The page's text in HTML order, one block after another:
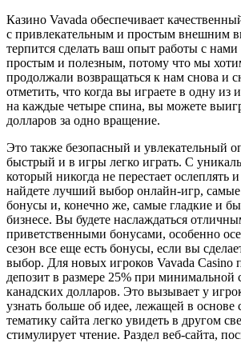
Казино Vavada обеспечивает
с привлекательным и простым внешним
терпится сделать ваш опыт работы с
простым и полезным, потому что мы
продолжали возвращаться к нам снова и
отметить, что когда вы играете в одну из
на каждые четыре спина, вы можете
долларов за одно вращение.
Это также безопасный и увлекательный
быстрый и в игры легко играть. С
который никогда не перестает ослеплять
найдете лучший выбор онлайн-игр,
бонусы и, конечно же, самые гладкие и
бизнесе. Вы будете наслаждаться
приветственными бонусами, особенно
сезон все еще есть бонусы, если вы
выбор. Для новых игроков Vavada Casino
депозит в размере 25% при минимальной
канадских долларов. Это вызывает у
узнать больше об идее, лежащей в основе
тематику сайта легко увидеть в другом
стимулирует чтение. Раздел веб-сайта,